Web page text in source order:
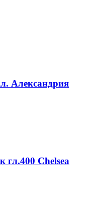
Александрия
Chelsea